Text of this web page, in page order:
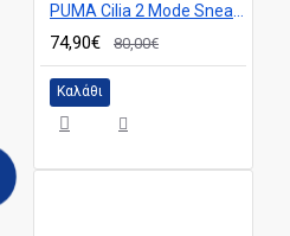
PUMA Cilia 2 Mode Sneakers Women 407285 02
74,90€ 80,00€
Καλάθι